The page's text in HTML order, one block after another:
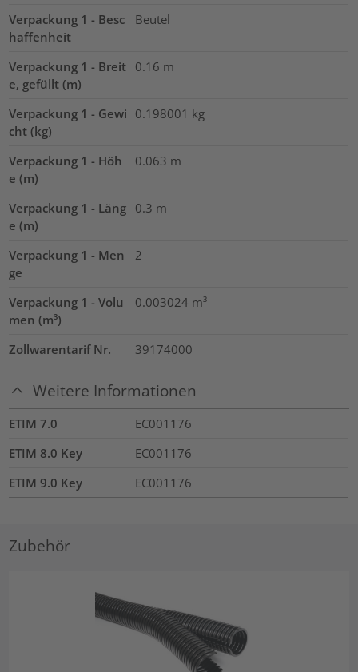
Verpackung 1 - Besc
haffenheit
Beutel
Verpackung 1 - Breit
e, gefüllt (m)
0.16 m
Verpackung 1 - Gewi
cht (kg)
0.198001 kg
Verpackung 1 - Höh
e (m)
0.063 m
Verpackung 1 - Läng
e (m)
0.3 m
Verpackung 1 - Men
ge
2
Verpackung 1 - Volu
men (m³)
0.003024 m³
Zollwarentarif Nr. 39174000
Weitere Informationen
ETIM 7.0
EC001176
ETIM 8.0 Key
EC001176
ETIM 9.0 Key
EC001176
Zubehör